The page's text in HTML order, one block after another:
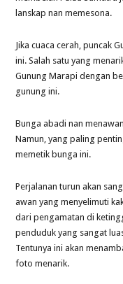
lanskap nan memesona.
Jika cuaca cerah, puncak
ini. Salah satu yang
Gunung Marapi dengan
gunung ini.
Bunga abadi nan
Namun, yang paling
memetik bunga ini.
Perjalanan turun akan
awan yang menyelimuti
dari pengamatan di
penduduk yang sangat
Tentunya ini akan
foto menarik.